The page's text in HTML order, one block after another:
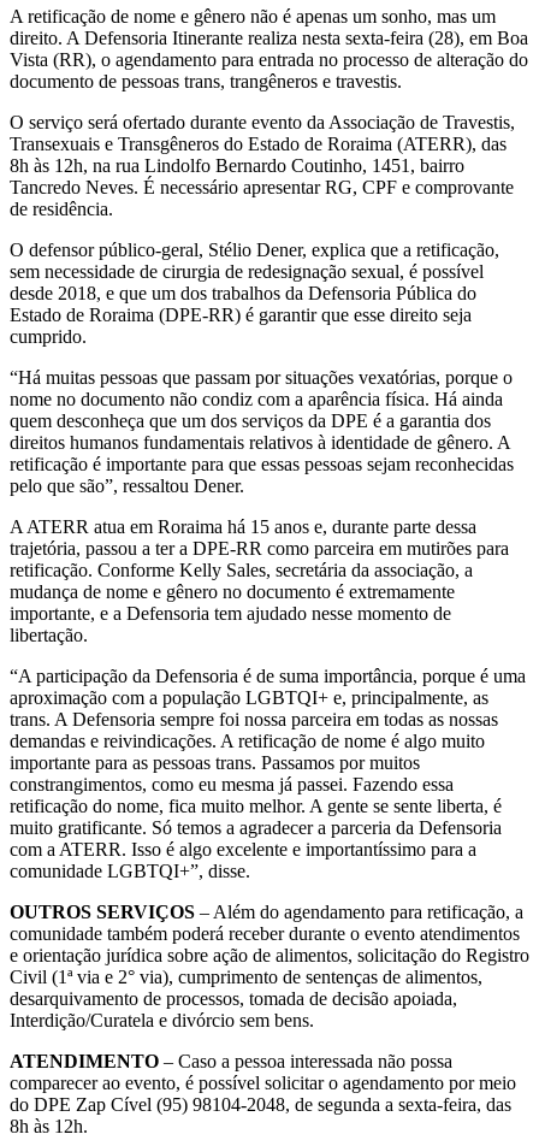
A retificação de nome e gênero não é apenas um sonho, mas um
direito. A Defensoria Itinerante realiza nesta sexta-feira (28), em Boa
Vista (RR), o agendamento para entrada no processo de alteração do
documento de pessoas trans, trangêneros e travestis.
O serviço será ofertado durante evento da Associação de Travestis,
Transexuais e Transgêneros do Estado de Roraima (ATERR), das
8h às 12h, na rua Lindolfo Bernardo Coutinho, 1451, bairro
Tancredo Neves. É necessário apresentar RG, CPF e comprovante
de residência.
O defensor público-geral, Stélio Dener, explica que a retificação,
sem necessidade de cirurgia de redesignação sexual, é possível
desde 2018, e que um dos trabalhos da Defensoria Pública do
Estado de Roraima (DPE-RR) é garantir que esse direito seja
cumprido.
“Há muitas pessoas que passam por situações vexatórias, porque o
nome no documento não condiz com a aparência física. Há ainda
quem desconheça que um dos serviços da DPE é a garantia dos
direitos humanos fundamentais relativos à identidade de gênero. A
retificação é importante para que essas pessoas sejam reconhecidas
pelo que são”, ressaltou Dener.
A ATERR atua em Roraima há 15 anos e, durante parte dessa
trajetória, passou a ter a DPE-RR como parceira em mutirões para
retificação. Conforme Kelly Sales, secretária da associação, a
mudança de nome e gênero no documento é extremamente
importante, e a Defensoria tem ajudado nesse momento de
libertação.
“A participação da Defensoria é de suma importância, porque é uma
aproximação com a população LGBTQI+ e, principalmente, as
trans. A Defensoria sempre foi nossa parceira em todas as nossas
demandas e reivindicações. A retificação de nome é algo muito
importante para as pessoas trans. Passamos por muitos
constrangimentos, como eu mesma já passei. Fazendo essa
retificação do nome, fica muito melhor. A gente se sente liberta, é
muito gratificante. Só temos a agradecer a parceria da Defensoria
com a ATERR. Isso é algo excelente e importantíssimo para a
comunidade LGBTQI+”, disse.
OUTROS SERVIÇOS – Além do agendamento para retificação, a
comunidade também poderá receber durante o evento atendimentos
e orientação jurídica sobre ação de alimentos, solicitação do Registro
Civil (1ª via e 2° via), cumprimento de sentenças de alimentos,
desarquivamento de processos, tomada de decisão apoiada,
Interdição/Curatela e divórcio sem bens.
ATENDIMENTO – Caso a pessoa interessada não possa
comparecer ao evento, é possível solicitar o agendamento por meio
do DPE Zap Cível (95) 98104-2048, de segunda a sexta-feira, das
8h às 12h.